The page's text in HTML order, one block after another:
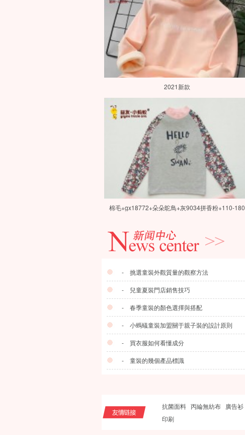
2021新款
棉毛+gx18772+朵朵鴕鳥+灰9034拼香粉+110-180
- 挑選童裝外觀質量的觀察方法
- 兒童夏裝門店銷售技巧
- 春季童裝的顏色選擇與搭配
- 小螞蟻童裝加盟關于親子裝的設計原則
- 買衣服如何看懂成分
- 童裝的幾個產品標識
抗菌面料 丙綸無紡布 廣告衫
印刷